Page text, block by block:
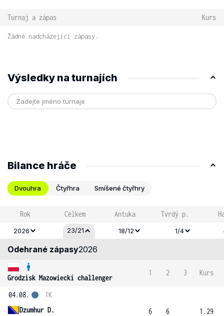
Turnaj a zápas Kurs
Žádné nadcházející zápasy.
Výsledky na turnajích
Bilance hráče
Dvouhra Čtyřhra Smíšené čtyřhry
Rok Celkem Antuka Tvrdý p.
2026 23/21 18/12 1/4
Odehrané zápasy2026
Grodzisk Mazowiecki challenger
1 2 3 Kurs
04.08.
Dzumhur D.
1K
6
6
1.29